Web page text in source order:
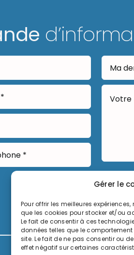
Gérer le
Pour offrir les meilleures
que les cookies pour stocker et/ou
Le fait de consentir à ces
données telles que le
site. Le fait de ne pas consentir ou
effet négatif sur certaines